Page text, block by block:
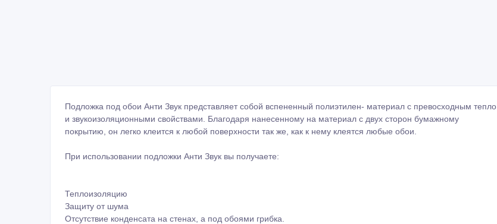
Подложка под обои Анти Звук представляет собой вспененный полиэтилен- материал с превосходным тепло
и звукоизоляционными свойствами. Благодаря нанесенному на материал с двух сторон бумажному
покрытию, он легко клеится к любой поверхности так же, как к нему клеятся любые обои.
При использовании подложки Анти Звук вы получаете:
Теплоизоляцию
Защиту от шума
Отсутствие конденсата на стенах, а под обоями грибка.